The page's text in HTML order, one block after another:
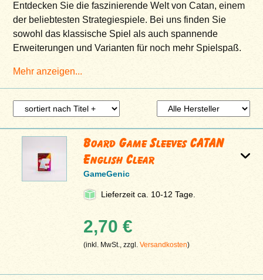
Entdecken Sie die faszinierende Welt von Catan, einem
der beliebtesten Strategiespiele. Bei uns finden Sie
sowohl das klassische Spiel als auch spannende
Erweiterungen und Varianten für noch mehr Spielspaß.
Mehr anzeigen...
Board Game Sleeves CATAN
English Clear
GameGenic
Lieferzeit ca. 10-12 Tage.
2,70 €
(inkl. MwSt., zzgl.Versandkosten)